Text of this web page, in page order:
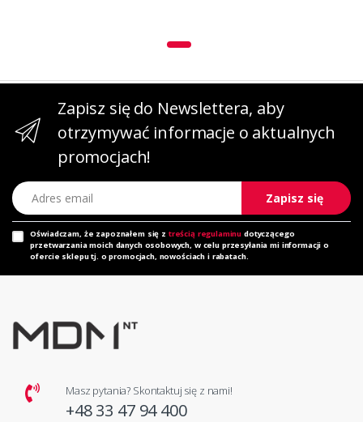
Zapisz się do Newslettera, aby
otrzymywać informacje o aktualnych
promocjach!
Adres email
Zapisz się
Oświadczam, że zapoznałem się z treścią regulaminu dotyczącego
przetwarzania moich danych osobowych, w celu przesyłania mi informacji o
ofercie sklepu tj. o promocjach, nowościach i rabatach.
Masz pytania? Skontaktuj się z nami!
+48 33 47 94 400